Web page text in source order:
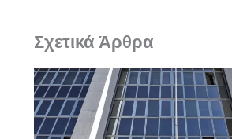
Σχετικά Άρθρα